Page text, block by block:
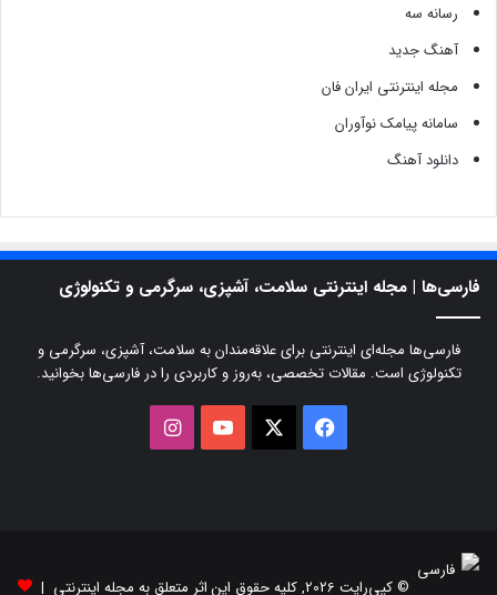
رسانه سه
آهنگ جدید
مجله اینترنتی ایران فان
سامانه پیامک نوآوران
دانلود آهنگ
فارسی‌ها | مجله اینترنتی سلامت، آشپزی، سرگرمی و تکنولوژی
فارسی‌ها مجله‌ای اینترنتی برای علاقه‌مندان به سلامت، آشپزی، سرگرمی و
تکنولوژی است. مقالات تخصصی، به‌روز و کاربردی را در فارسی‌ها بخوانید.
فیسبوک یوتیوب
© کپی‌رایت 2026, کلیه حقوق این اثر متعلق به مجله اینترنتی |